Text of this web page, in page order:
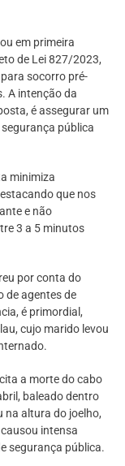
em primeira
de Lei 827/2023,
socorro pré-
A intenção da
é assegurar um
pública
minimiza
que nos
e não
3 a 5 minutos
por conta do
de agentes de
é primordial,
cujo marido levou
a morte do cabo
baleado dentro
na altura do joelho,
intensa
segurança pública.